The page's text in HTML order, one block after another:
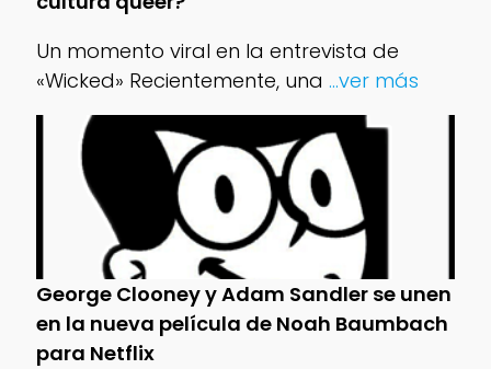
Un momento viral en la entrevista de
«Wicked» Recientemente, una ...ver más
George Clooney y Adam Sandler se unen
en la nueva película de Noah Baumbach
para Netflix